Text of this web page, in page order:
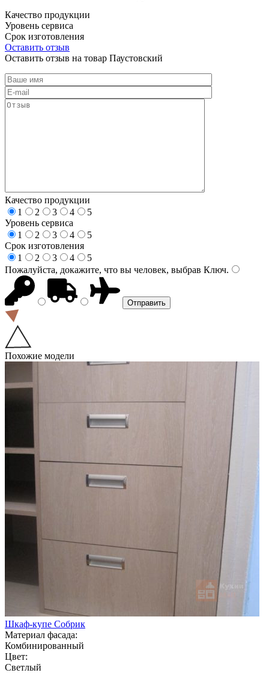
Качество продукции
Уровень сервиса
Срок изготовления
Оставить отзыв
Оставить отзыв на товар Паустовский
Качество продукции
1
2 3 4
5
Уровень сервиса
1
2 3 4
5
Срок изготовления
1
2 3 4
5
Пожалуйста, докажите, что вы человек, выбрав Ключ.
Похожие модели
Шкаф-купе Собрик
Материал фасада:
Комбинированный
Цвет:
Светлый